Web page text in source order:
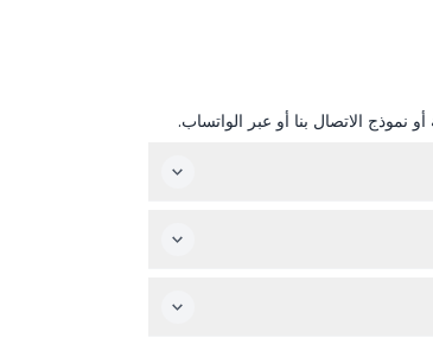
الاتصال بنا أو عبر الواتساب.